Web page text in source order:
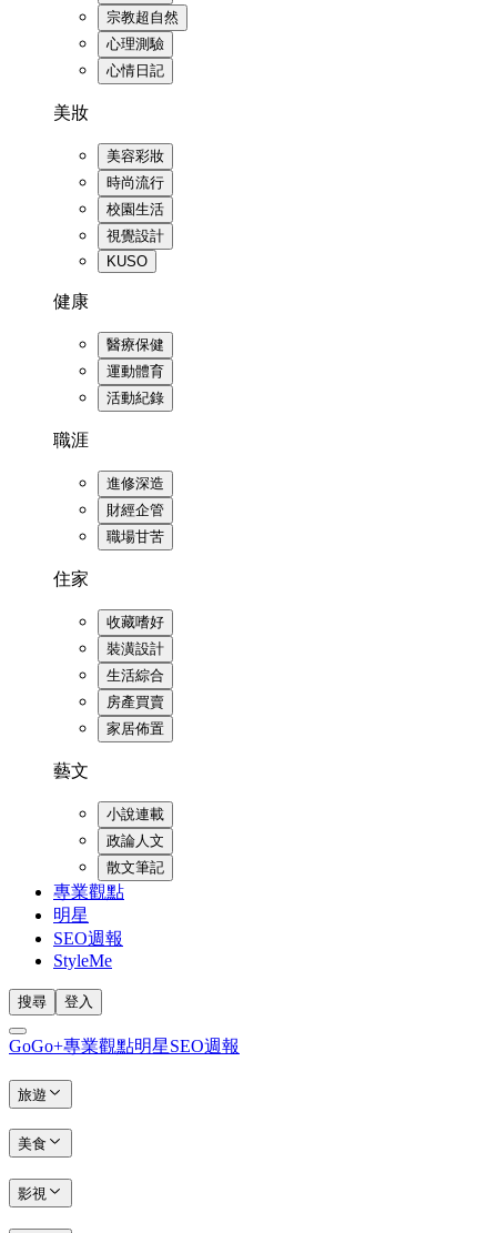
宗教超自然
心理測驗
心情日記
美妝
美容彩妝
時尚流行
校園生活
視覺設計
KUSO
健康
醫療保健
運動體育
活動紀錄
職涯
進修深造
財經企管
職場甘苦
住家
收藏嗜好
裝潢設計
生活綜合
房產買賣
家居佈置
藝文
小說連載
政論人文
散文筆記
專業觀點
明星
SEO週報
StyleMe
搜尋 登入
GoGo+專業觀點明星SEO週報
旅遊
美食
影視